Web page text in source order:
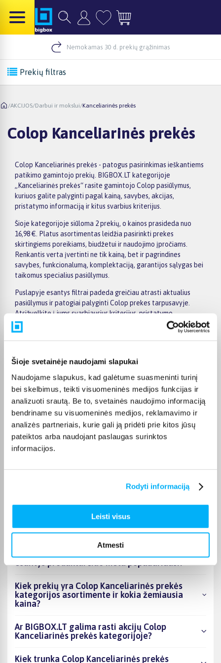
Šioje svetainėje naudojami slapukai
Naudojame slapukus, kad galėtume suasmeninti turinį
bei skelbimus, teikti visuomeninės medijos funkcijas ir
analizuoti srautą. Be to, svetainės naudojimo informaciją
bendriname su visuomeninės medijos, reklamavimo ir
analizės partneriais, kurie gali ją pridėti prie kitos jūsų
pateiktos arba naudojant paslaugas surinktos
informacijos.
Rodyti informaciją
Leisti visus
Atmesti
Nemokamas 30 d. prekių grąžinimas
Prekių filtras
/AKCIJOS/Darbui ir mokslui/Kanceliarinės prekės
Colop Kanceliarinės prekės
Colop Kanceliarinės prekės - patogus pasirinkimas ieškantiems
patikimo gamintojo prekių. BIGBOX.LT kategorijoje
„Kanceliarinės prekės“ rasite gamintojo Colop pasiūlymus,
kuriuos galite palyginti pagal kainą, savybes, akcijas,
pristatymo informaciją ir kitus svarbius kriterijus.
Šioje kategorijoje siūloma 2 prekių, o kainos prasideda nuo
16,98 €. Platus asortimentas leidžia pasirinkti prekes
skirtingiems poreikiams, biudžetui ir naudojimo įpročiams.
Renkantis verta įvertinti ne tik kainą, bet ir pagrindines
savybes, funkcionalumą, komplektaciją, garantijos sąlygas bei
taikomus specialius pasiūlymus.
Puslapyje esantys filtrai padeda greičiau atrasti aktualius
pasiūlymus ir patogiai palyginti Colop prekes tarpusavyje.
Atsižvelkite į jums svarbiausius kriterijus, pristatymo
informaciją ir prekės aprašymą, kad galėtumėte priimti patogų
ir apgalvotą sprendimą.
variantą internetu.
Pirkėjų atsiliepimai apie prekes
Otilija J.
DUK
esantys produktai šiuo metu populiariausi?
Kiek prekių yra Colop Kanceliarinės prekės
kategorijos asortimente ir kokia žemiausia
kaina?
Ar BIGBOX.LT galima rasti akcijų Colop
Kanceliarinės prekės kategorijoje?
Kiek trunka Colop Kanceliarinės prekės